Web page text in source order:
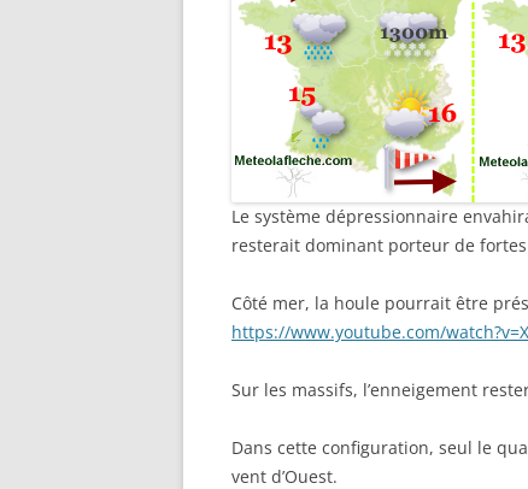
Le système dépressionnaire
resterait dominant porteur de
Côté mer, la houle pourrait être
https://www.youtube.com/
Sur les massifs, l’enneigement
Dans cette configuration, seul le
vent d’Ouest.